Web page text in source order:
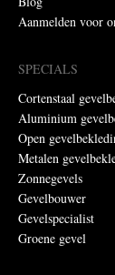
Aanmelden voor
SPECIALS
Cortenstaal
Aluminium
Open
Metalen
Zonnegevels
Gevelbouwer
Gevelspecialist
Groene gevel